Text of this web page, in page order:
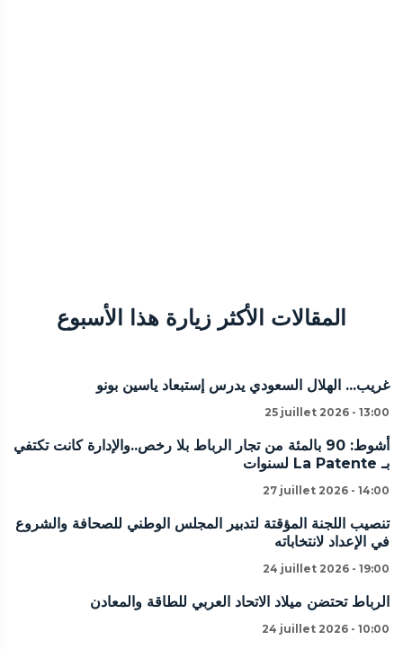
المقالات الأكثر زيارة هذا الأسبوع
غريب... الهلال السعودي يدرس إستبعاد ياسين بونو
25 juillet 2026 - 13:00
أشوط: 90 بالمئة من تجار الرباط بلا رخص..والإدارة كانت تكتفي
بـ La Patente لسنوات
27 juillet 2026 - 14:00
تنصيب اللجنة المؤقتة لتدبير المجلس الوطني للصحافة والشروع
في الإعداد لانتخاباته
24 juillet 2026 - 19:00
الرباط تحتضن ميلاد الاتحاد العربي للطاقة والمعادن
24 juillet 2026 - 10:00